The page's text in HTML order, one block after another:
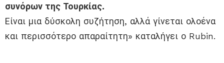
συνόρων της Τουρκίας.
Είναι μια δύσκολη συζήτηση, αλλά γίνεται ολοένα
και περισσότερο απαραίτητη» καταλήγει ο Rubin.